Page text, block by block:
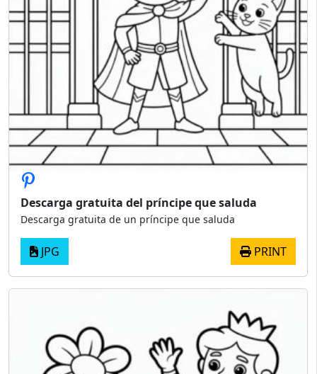
Descarga gratuita del príncipe que saluda
Descarga gratuita de un príncipe que saluda
JPG PRINT